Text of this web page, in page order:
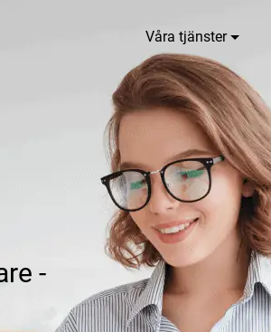
Våra tjänster
-